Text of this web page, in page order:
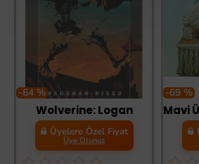
-64 %
Wolverine: Logan
Üyelere Özel Fiyat
Üye Olunuz
-69 %